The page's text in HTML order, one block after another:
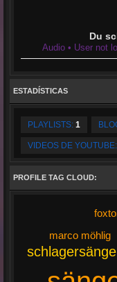
Du
Audio • User not
ESTADÍSTICAS
PLAYLISTS: 1
VIDEOS DE YOUTUBE:
PROFILE TAG CLOUD:
marco möhlig